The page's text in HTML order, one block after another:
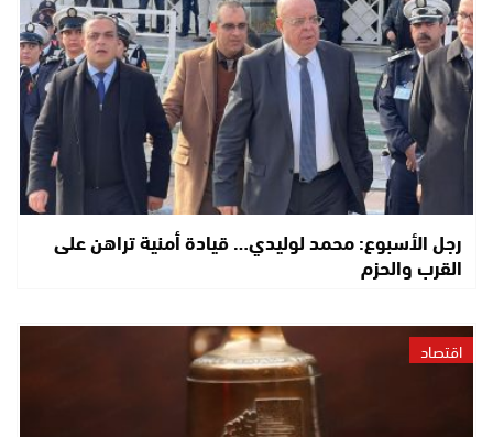
رجل الأسبوع: محمد لوليدي… قيادة أمنية تراهن على
القرب والحزم
اقتصاد